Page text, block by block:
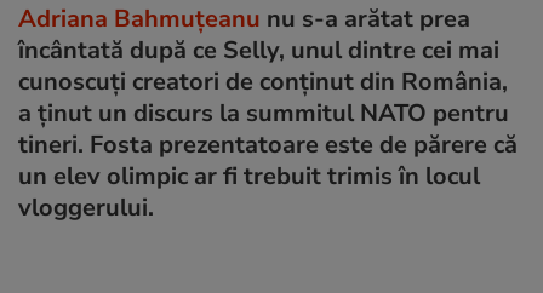
Adriana Bahmuțeanu nu s-a arătat prea
încântată după ce Selly, unul dintre cei mai
cunoscuți creatori de conținut din România,
a ținut un discurs la summitul NATO pentru
tineri. Fosta prezentatoare este de părere că
un elev olimpic ar fi trebuit trimis în locul
vloggerului.